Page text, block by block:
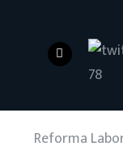
Reforma